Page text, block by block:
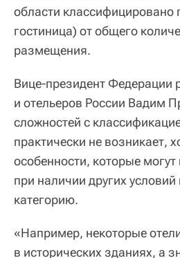
области классифицировано
гостиница) от общего
размещения.
Вице-президент Федерации
и отельеров России Вадим
сложностей с
практически не возникает,
особенности, которые
при наличии других
категорию.
«Например, некоторые
в исторических зданиях, а